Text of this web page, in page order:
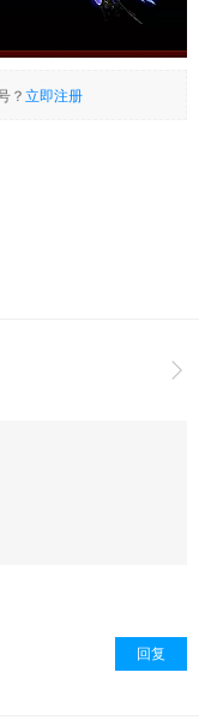
？立即注册

回复